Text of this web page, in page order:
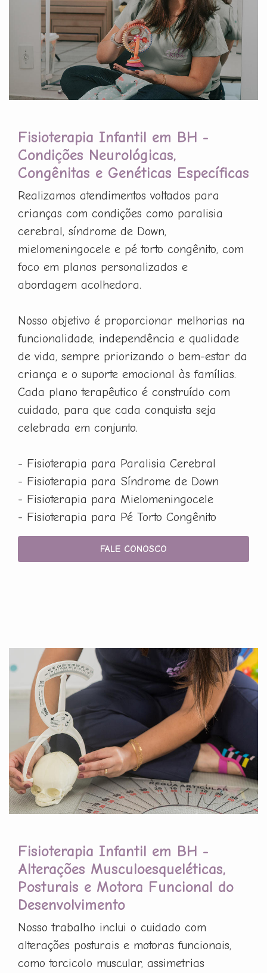
Fisioterapia Infantil em BH -
Condições Neurológicas,
Congênitas e Genéticas Específicas
Realizamos atendimentos voltados para
crianças com condições como paralisia
cerebral, síndrome de Down,
mielomeningocele e pé torto congênito, com
foco em planos personalizados e
abordagem acolhedora.
Nosso objetivo é proporcionar melhorias na
funcionalidade, independência e qualidade
de vida, sempre priorizando o bem-estar da
criança e o suporte emocional às famílias.
Cada plano terapêutico é construído com
cuidado, para que cada conquista seja
celebrada em conjunto.
- Fisioterapia para Paralisia Cerebral
- Fisioterapia para Síndrome de Down
- Fisioterapia para Mielomeningocele
- Fisioterapia para Pé Torto Congênito
FALE CONOSCO
Fisioterapia Infantil em BH -
Alterações Musculoesqueléticas,
Posturais e Motora Funcional do
Desenvolvimento
Nosso trabalho inclui o cuidado com
alterações posturais e motoras funcionais,
como torcicolo muscular, assimetrias